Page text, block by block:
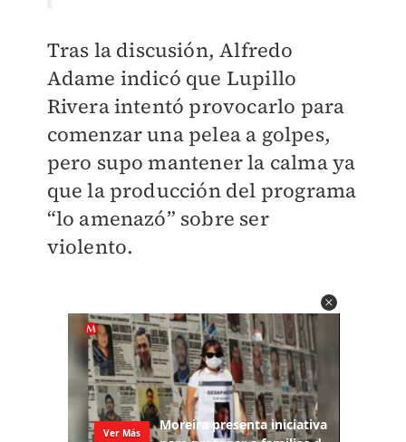
Tras la discusión, Alfredo
Adame indicó que Lupillo
Rivera intentó provocarlo para
comenzar una pelea a golpes,
pero supo mantener la calma ya
que la producción del programa
“lo amenazó” sobre ser
violento.